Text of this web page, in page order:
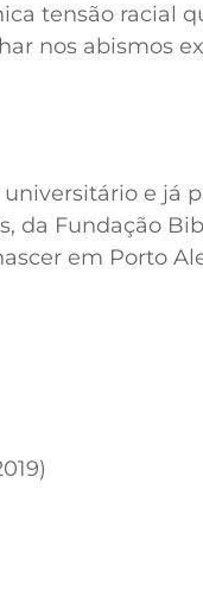
tensão racial
nos abismos
e já
da Fundação
em Porto